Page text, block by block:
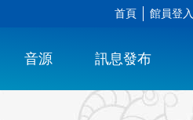
首頁 館員登入
音源 訊息發布